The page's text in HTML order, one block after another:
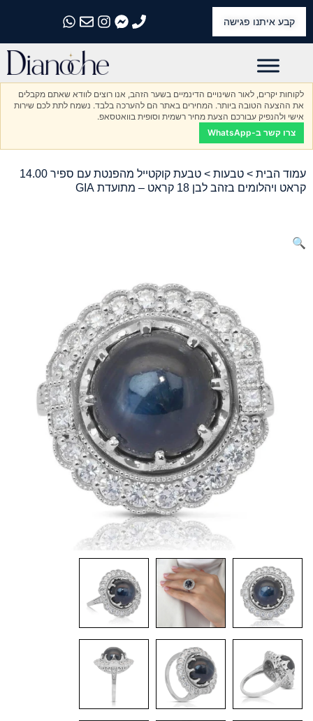
קבע איתנו פגישה
התקשרו אלינו
התקשרו אלינו
התקשרו אלינו
התקשרו אלינו
התקשרו אלינו
לקוחות יקרים, לאור השינויים הדינמיים בשער הזהב, אנו רוצים לוודא שאתם מקבלים
את ההצעה הטובה ביותר. המחירים באתר הם להערכה בלבד. נשמח לתת לכם שירות
אישי ולהנפיק עבורכם הצעת מחיר רשמית וסופית בוואטסאפ.
צרו קשר ב-WhatsApp
עמוד הבית > טבעות
> טבעת קוקטייל מהפנטת עם ספיר 14.00
קראט ויהלומים בזהב לבן 18 קראט – מתועדת GIA
🔍